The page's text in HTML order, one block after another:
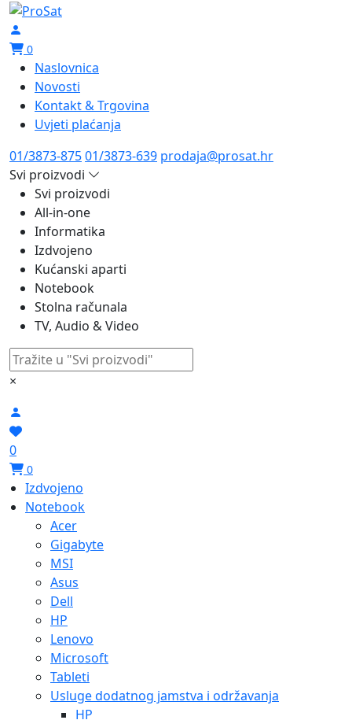
0
Naslovnica
Novosti
Kontakt & Trgovina
Uvjeti plaćanja
01/3873-87501/3873-639 prodaja@prosat.hr
Svi proizvodi
Svi proizvodi
All-in-one
Informatika
Izdvojeno
Kućanski aparti
Notebook
Stolna računala
TV, Audio & Video
×
0
0
Izdvojeno
Notebook
Acer
Gigabyte
MSI
Asus
Dell
HP
Lenovo
Microsoft
Tableti
Usluge dodatnog jamstva i održavanja
HP